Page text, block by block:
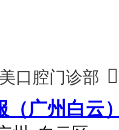
口腔门诊部 
（广州白云